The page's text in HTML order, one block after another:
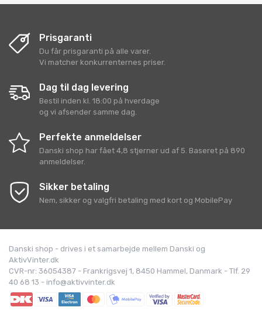
Prisgaranti
Du får prisgaranti på alle varer.
Vi matcher konkurrenternes priser.
Dag til dag levering
Bestil inden kl. 18:00 på hverdage
og vi afsender samme dag.
Perfekte anmeldelser
Danski shop har fået 4,8 stjerner ud af 5. Baseret på 890
anmeldelser.
Sikker betaling
Nem, sikker og valgfri betaling med kort og MobilePay
Danski shop - drives i et samarbejde mellem Danski og
AktivVinter.dk
CVR-nr: 36054387 - Frankrigsvej 1, 8450 Hammel, Danmark - Tlf. 29
40 68 13 - info@aktivvinter.dk